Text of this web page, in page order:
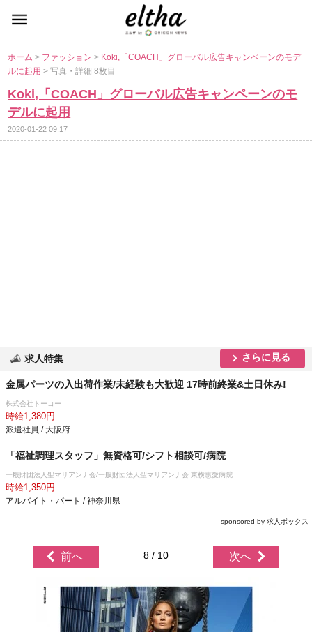
ホーム> ファッション> Koki,「COACH」グローバル広告キャンペーンのモデ
ルに起用> 写真・詳細 8枚目
Koki,「COACH」グローバル広告キャンペーンのモ
デルに起用
2020-01-22 09:17
求人特集 さらに見る
金属パーツの入出荷作業/未経験も大歓迎 17時前終業&土日休み!
株式会社トーコー
時給1,380円
派遣社員 / 大阪府
「福祉調理スタッフ」無資格可/シフト相談可/病院
一般財団法人聖マリアンナ会/一般財団法人聖マリアンナ会 東横惠愛病院
時給1,350円
アルバイト・パート / 神奈川県
sponsored by 求人ボックス
前へ 8 / 10 次へ